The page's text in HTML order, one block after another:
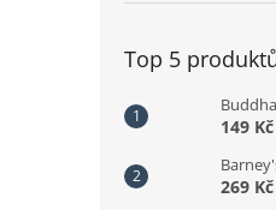
Top 5
149 Kč
269 Kč